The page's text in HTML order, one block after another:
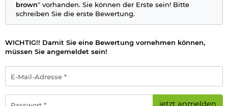
brown" vorhanden. Sie können der Erste sein! Bitte
schreiben Sie die erste Bewertung.
WICHTIG!! Damit Sie eine Bewertung vornehmen können,
müssen Sie angemeldet sein!
Mail-
Adresse
*
jetzt anmelden